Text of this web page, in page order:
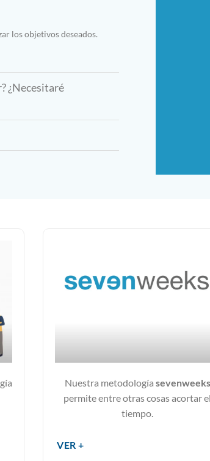
los objetivos deseados.
¿Necesitaré
Nuestra metodología sevenweeks
permite entre otras cosas acortar el
tiempo.
VER +